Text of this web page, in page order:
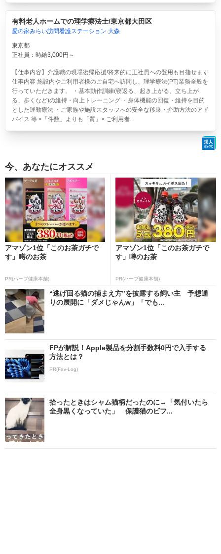
有料老人ホームでの理学療法士/東京都大田区
愛の家みらい訪問看護ステーション 大森
東京都
正社員：時給3,000円～
【仕事内容】介護職の現場復帰応援!将来的に正社員への登用も目指せます
仕事内容 施設内やご利用者様のご自宅へ訪問し、理学療法(PT)業務全般を
行っていただきます。 ・基本動作訓練(寝返る、起き上がる、立ち上が
る、歩くなど)の維持・向上トレーニング ・身体機能の回復・維持を目的
とした運動療法 ・ご家族や施設スタッフへの安全な移乗・介助方法のアド
バイス 等 <「件数」よりも「質」> ご利用者...
今、あなたにオススメ
アマゾン1位「このお茶ガチで
す」噂のお茶
PR(ハーブ健康本舗)
アマゾン1位「このお茶ガチで
す」噂のお茶
PR(ハーブ健康本舗)
“逃げ回る猫の捕まえ方”を披露する飼い主 予想通
りの展開に「ダメじゃんw」「でも...
FPが解説！Apple製品を分割手数料0円で入手する
方法とは？
PR(Fav-Log)
拾ったときはシャム猫柄だったのに→「気付いたら
全身黒くなっていた」 保護猫のビフ...